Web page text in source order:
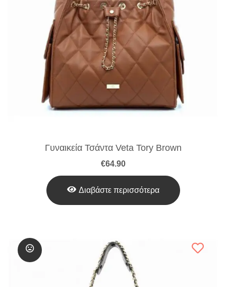
Γυναικεία Τσάντα Veta Tory Brown
€64.90
Διαβάστε περισσότερα